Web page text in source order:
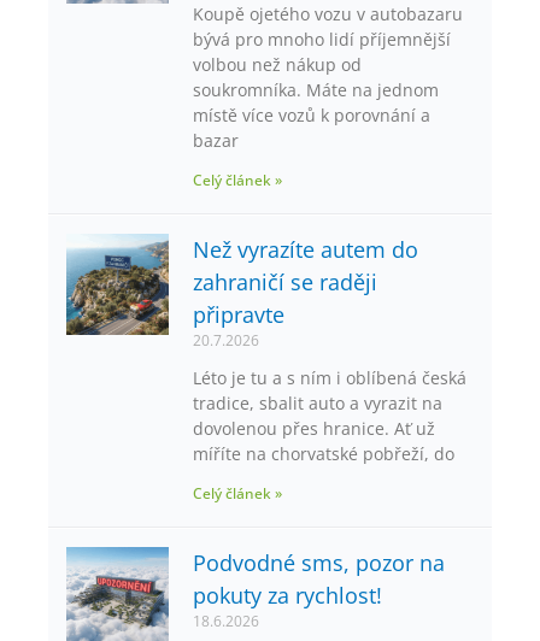
Koupě ojetého vozu v autobazaru
bývá pro mnoho lidí příjemnější
volbou než nákup od
soukromníka. Máte na jednom
místě více vozů k porovnání a
bazar
Celý článek »
Než vyrazíte autem do
zahraničí se raději
připravte
20.7.2026
Léto je tu a s ním i oblíbená česká
tradice, sbalit auto a vyrazit na
dovolenou přes hranice. Ať už
míříte na chorvatské pobřeží, do
Celý článek »
Podvodné sms, pozor na
pokuty za rychlost!
18.6.2026